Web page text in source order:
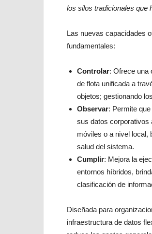
los silos tradicionales que
Las nuevas capacidades
fundamentales:
Controlar: Ofrece una
de flota unificada a
objetos; gestionando
Observar: Permite
sus datos corporativos
móviles o a nivel local,
salud del sistema.
Cumplir: Mejora la
entornos híbridos,
clasificación de
Diseñada para
infraestructura de datos